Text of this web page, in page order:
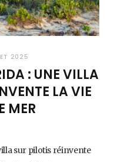
2025
: UNE VILLA
LA VIE
MER
sur pilotis réinvente